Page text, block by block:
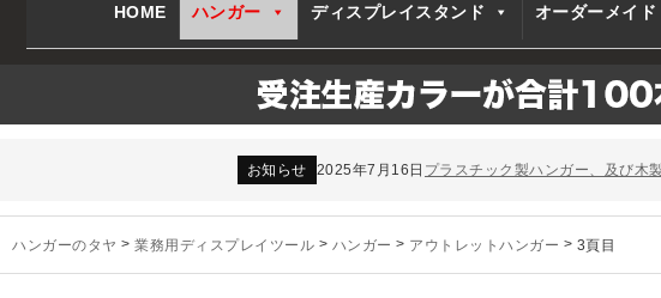
HOME ハンガー ディスプレイスタンド オーダーメイド
お知らせ 2024年12月12日年末年始休業のお知らせ
お知らせ
2025年7月16日 プラスチック製ハンガー、及び
ハンガーのタヤ > 業務用ディスプレイツール > ハンガー > アウトレットハンガー > 3頁目